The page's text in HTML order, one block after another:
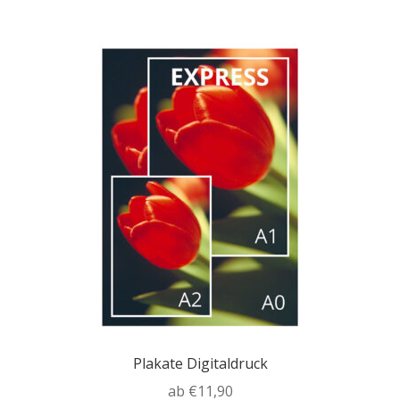
auf.
Die
Optionen
können
auf
der
Produktseite
gewählt
werden
Plakate Digitaldruck
ab €11,90